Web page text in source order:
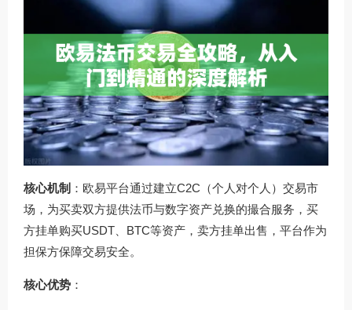
核心机制 ：欧易平台通过建立C2C（个人对个人）交易市
场，为买卖双方提供法币与数字资产兑换的撮合服务，买
方挂单购买USDT、BTC等资产，卖方挂单出售，平台作为
担保方保障交易安全。
核心优势 ：